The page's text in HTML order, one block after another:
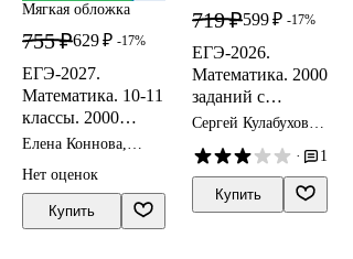
Мягкая обложка
755 ₽629 ₽ -17%
ЕГЭ-2027.
Математика. 10-11
классы. 2000
заданий с кратким
и профильный
уровни. Учебное
пособие
Елена Коннова,
Нет оценок
Купить
719 ₽599 ₽ -17%
ЕГЭ-2026.
Математика. 2000
заданий с
кратким ответом.
Сергей Кулабухов,
·
1
Купить